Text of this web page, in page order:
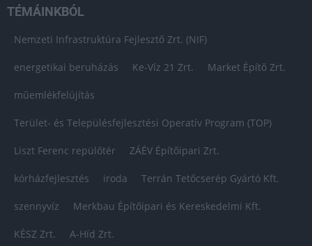
TÉMÁINKBÓL
Nemzeti Infrastruktúra Fejlesztő Zrt. (NIF)
energetikai beruházás Ke-Víz 21 Zrt. Market Építő Zrt.
műemlékfelújítás
Terület- és Településfejlesztési Operatív Program (TOP)
Liszt Ferenc repülőtér ZÁÉV Építőipari Zrt.
kórházfejlesztés iroda Terrán Tetőcserép Gyártó Kft.
szennyvíz Merkbau Építőipari és Kereskedelmi Kft.
KÉSZ Zrt. A-Híd Zrt.